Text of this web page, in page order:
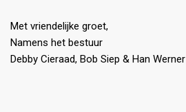
Met vriendelijke groet,
Namens het bestuur
Debby Cieraad, Bob Siep & Han Werner